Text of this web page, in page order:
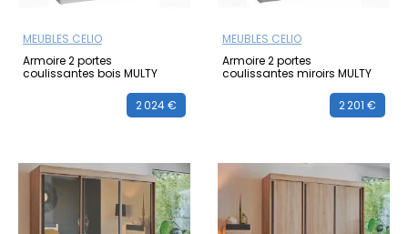
MEUBLES CELIO
Armoire 2 portes
coulissantes bois MULTY
2 024 €
MEUBLES CELIO
Armoire 2 portes
coulissantes miroirs MULTY
2 201 €